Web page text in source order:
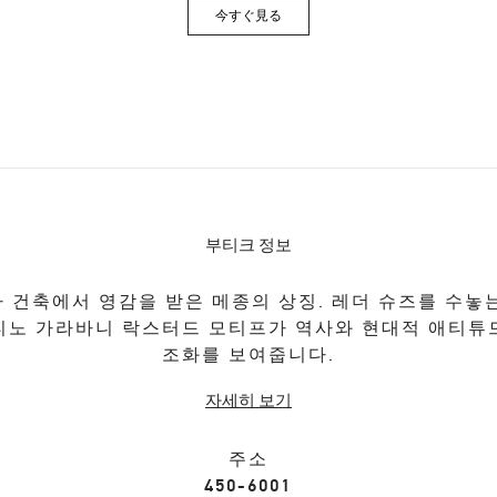
今すぐ見るLink Opens in New Tab
부티크 정보
건축에서 영감을 받은 메종의 상징. 레더 슈즈를 수놓
노 가라바니 락스터드 모티프가 역사와 현대적 애티튜
조화를 보여줍니다.
자세히 보기
주소
450-6001